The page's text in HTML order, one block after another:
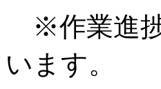
※作業進捗
います。